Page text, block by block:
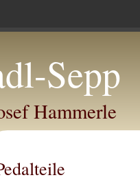
Sepp
Hammerle